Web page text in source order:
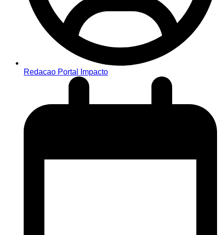
Redacao Portal Impacto